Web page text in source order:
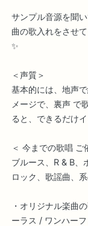
サンプル音源を聞
曲の歌入れをさせ
✨
＜声質＞
基本的には、地声
メージで、裏声 で
ると、できるだけ
＜ 今までの歌唱 ご
ブルース、R & B、
ロック、歌謡曲、
・オリジナル楽曲
ーラス / ワンハーフ